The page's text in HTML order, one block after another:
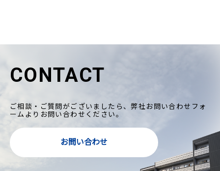
CONTACT
ご相談・ご質問がございましたら、弊社お問い合わせフォ
ームよりお問い合わせください。
お問い合わせ